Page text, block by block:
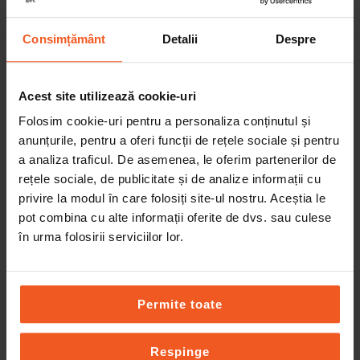
Consimțământ Detalii Despre
Acest site utilizează cookie-uri
Folosim cookie-uri pentru a personaliza conținutul și
anunțurile, pentru a oferi funcții de rețele sociale și pentru
a analiza traficul. De asemenea, le oferim partenerilor de
rețele sociale, de publicitate și de analize informații cu
privire la modul în care folosiți site-ul nostru. Aceștia le
pot combina cu alte informații oferite de dvs. sau culese
în urma folosirii serviciilor lor.
Permite toate
Respinge
ADD TO CART ADD TO CART
Curs Comunicare
Nonviolentă –
Comunitatea de
compasiune online
425,00